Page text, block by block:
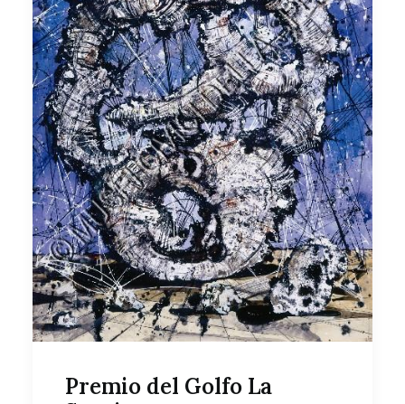
Premio del Golfo La